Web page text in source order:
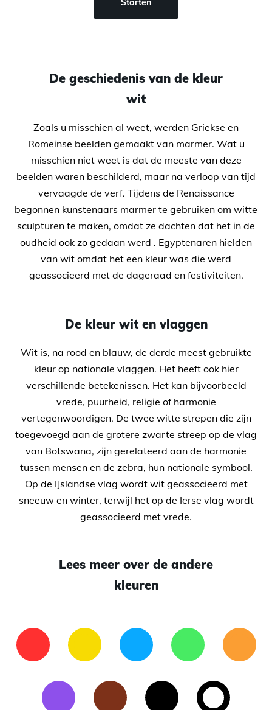
Starten
De geschiedenis van de kleur
wit
Zoals u misschien al weet, werden Griekse en
Romeinse beelden gemaakt van marmer. Wat u
misschien niet weet is dat de meeste van deze
beelden waren beschilderd, maar na verloop van tijd
vervaagde de verf. Tijdens de Renaissance
begonnen kunstenaars marmer te gebruiken om witte
sculpturen te maken, omdat ze dachten dat het in de
oudheid ook zo gedaan werd . Egyptenaren hielden
van wit omdat het een kleur was die werd
geassocieerd met de dageraad en festiviteiten.
De kleur wit en vlaggen
Wit is, na rood en blauw, de derde meest gebruikte
kleur op nationale vlaggen. Het heeft ook hier
verschillende betekenissen. Het kan bijvoorbeeld
vrede, puurheid, religie of harmonie
vertegenwoordigen. De twee witte strepen die zijn
toegevoegd aan de grotere zwarte streep op de vlag
van Botswana, zijn gerelateerd aan de harmonie
tussen mensen en de zebra, hun nationale symbool.
Op de IJslandse vlag wordt wit geassocieerd met
sneeuw en winter, terwijl het op de Ierse vlag wordt
geassocieerd met vrede.
Lees meer over de andere
kleuren